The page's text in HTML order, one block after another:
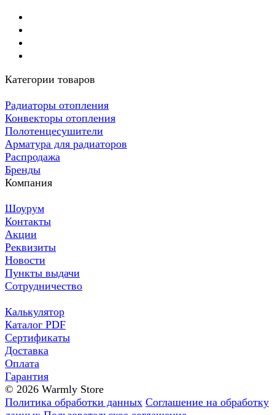
Категории товаров
Радиаторы отопления
Конвекторы отопления
Полотенцесушители
Арматура для радиаторов
Распродажа
Бренды
Компания
Шоурум
Контакты
Акции
Реквизиты
Новости
Пункты выдачи
Сотрудничество
Калькулятор
Каталог PDF
Сертификаты
Доставка
Оплата
Гарантия
© 2026 Warmly Store
Политика обработки данных Соглашение на обработку